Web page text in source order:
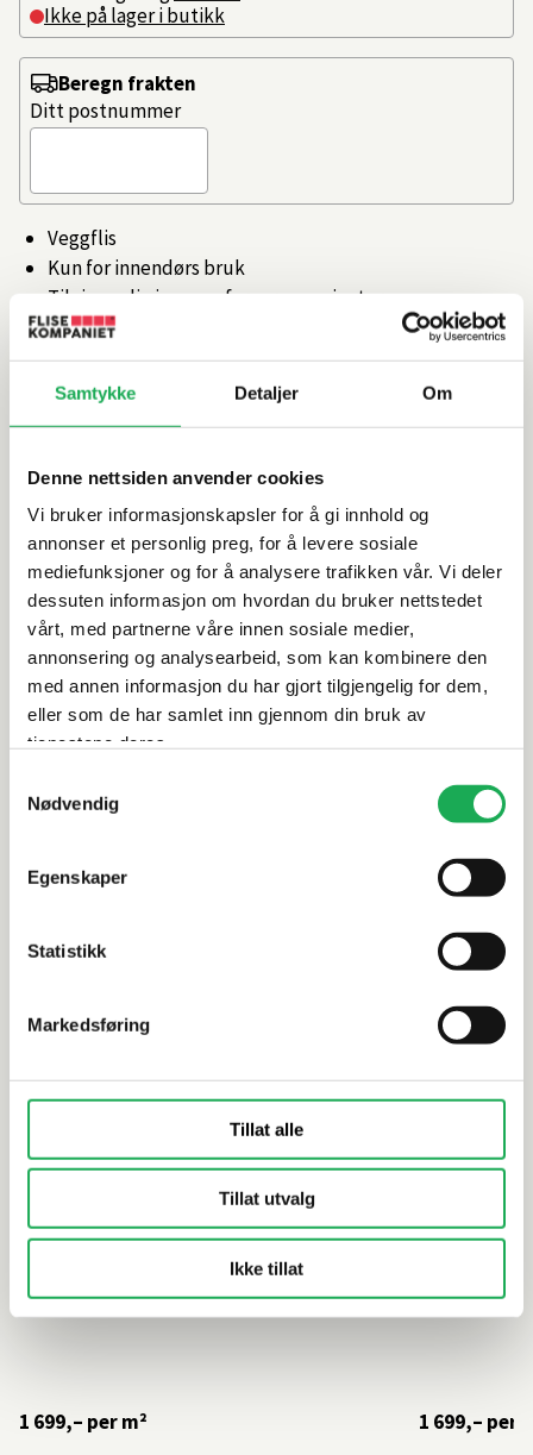
Samtykke Detaljer Om
Denne nettsiden anvender cookies
Vi bruker informasjonskapsler for å gi innhold og
annonser et personlig preg, for å levere sosiale
mediefunksjoner og for å analysere trafikken vår. Vi deler
dessuten informasjon om hvordan du bruker nettstedet
vårt, med partnerne våre innen sosiale medier,
annonsering og analysearbeid, som kan kombinere den
med annen informasjon du har gjort tilgjengelig for dem,
eller som de har samlet inn gjennom din bruk av
tjenestene deres.
Nødvendig
Egenskaper
Statistikk
Markedsføring
Tillat alle
Tillat utvalg
Ikke tillat
Ikke på lager i butikk
Veggflis
Kun for innendørs bruk
Tilgjengelig i mange farger og varianter
Produsert i Italia
Beregn frakten
Ditt postnummer
Produktinformasjon
Spesifikasjoner
Rengjøring og vedlikehold
Leveringsinformasjon
Dokumentasjon
1 699,– per m²
Crayon,
TONALITE
1 699,– per